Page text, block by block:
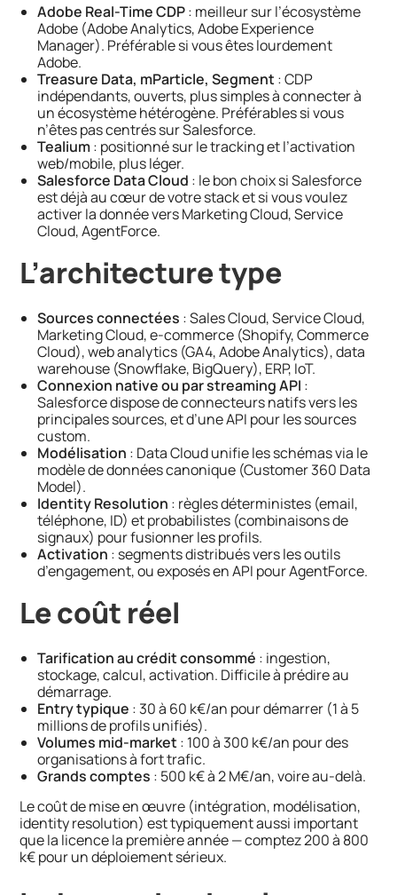
Adobe Real-Time CDP: meilleur sur l’écosystème
Adobe (Adobe Analytics, Adobe Experience
Manager). Préférable si vous êtes lourdement
Adobe.
Treasure Data, mParticle, Segment : CDP
indépendants, ouverts, plus simples à connecter à
un écosystème hétérogène. Préférables si vous
n’êtes pas centrés sur Salesforce.
Tealium: positionné sur le tracking et l’activation
web/mobile, plus léger.
Salesforce Data Cloud : le bon choix si Salesforce
est déjà au cœur de votre stack et si vous voulez
activer la donnée vers Marketing Cloud, Service
Cloud, AgentForce.
L’architecture type
Sources connectées : Sales Cloud, Service Cloud,
Marketing Cloud, e-commerce (Shopify, Commerce
Cloud), web analytics (GA4, Adobe Analytics), data
warehouse (Snowflake, BigQuery), ERP, IoT.
Connexion native ou par streaming API :
Salesforce dispose de connecteurs natifs vers les
principales sources, et d’une API pour les sources
custom.
Modélisation : Data Cloud unifie les schémas via le
modèle de données canonique (Customer 360 Data
Model).
Identity Resolution : règles déterministes (email,
téléphone, ID) et probabilistes (combinaisons de
signaux) pour fusionner les profils.
Activation : segments distribués vers les outils
d’engagement, ou exposés en API pour AgentForce.
Le coût réel
Tarification au crédit consommé : ingestion,
stockage, calcul, activation. Difficile à prédire au
démarrage.
Entry typique : 30 à 60 k€/an pour démarrer (1 à 5
millions de profils unifiés).
Volumes mid-market : 100 à 300 k€/an pour des
organisations à fort trafic.
Grands comptes : 500 k€ à 2 M€/an, voire au-delà.
Le coût de mise en œuvre (intégration, modélisation,
identity resolution) est typiquement aussi important
que la licence la première année — comptez 200 à 800
k€ pour un déploiement sérieux.